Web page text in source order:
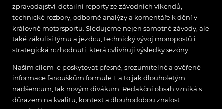
zpravodajství, detailní reporty ze závodních víkendů,
technické rozbory, odborné analýzy a komentáře k dění v
královně motorsportu. Sledujeme nejen samotné závody, ale
také zákulisí týmů a jezdců, technický vývoj monopostů i
strategická rozhodnutí, která ovlivňují výsledky sezóny.
Naším cílem je poskytovat přesné, srozumitelné a ověřené
informace fanouškům formule 1, a to jak dlouholetým
nadšencům, tak novým divákům. Redakční obsah vzniká s
důrazem na kvalitu, kontext a dlouhodobou znalost